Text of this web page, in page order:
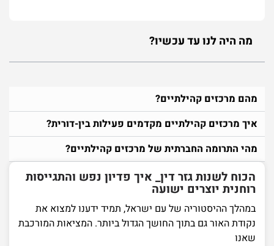
מה היה לנו עד עכשיו?
מהם מרכזים קהילתיים?
איך מרכזים קהילתיים מקדמים פעילות בין-דורית?
מהי התרומה החברתית של מרכזים קהילתיים?
הכוח לשנות גזר דין_ איך פדיון נפש והתגייסות
רוחנית יוצרים ישועה
במהלך ההיסטוריה של עם ישראל, תמיד ידענו למצוא את
נקודת האור גם בתוך החושך הגדול ביותר. המציאות המורכבת
שאנו